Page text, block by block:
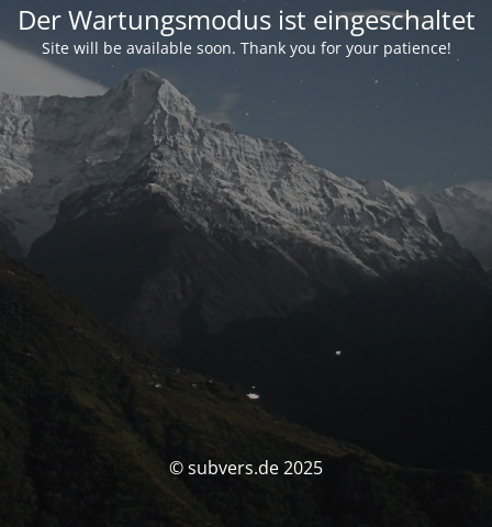
Der Wartungsmodus ist eingeschaltet
Site will be available soon. Thank you for your patience!
© subvers.de 2025